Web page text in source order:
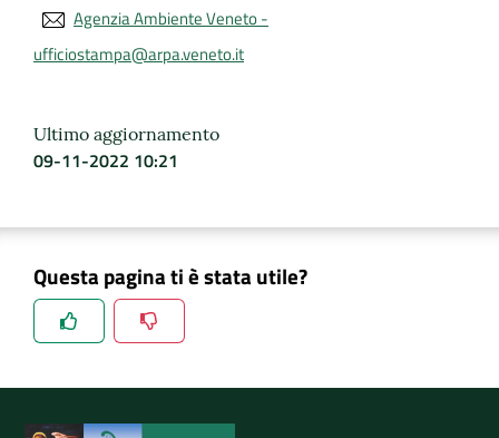
Agenzia Ambiente Veneto -
ufficiostampa@arpa.veneto.it
Ultimo aggiornamento
09-11-2022 10:21
Questa pagina ti è stata utile?
Spiegaci perchè, e aiutaci a migliorare il servizio